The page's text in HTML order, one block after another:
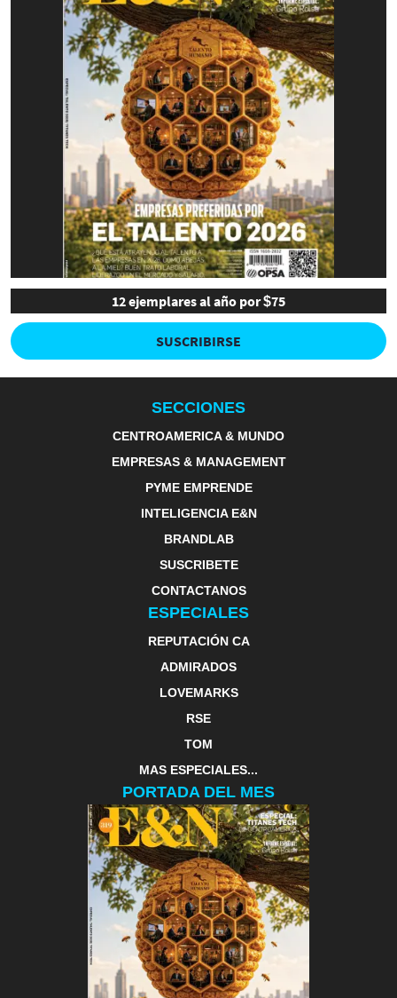
12 ejemplares al año por $75
SUSCRIBIRSE
SECCIONES
CENTROAMERICA & MUNDO
EMPRESAS & MANAGEMENT
PYME EMPRENDE
INTELIGENCIA E&N
BRANDLAB
SUSCRIBETE
CONTACTANOS
ESPECIALES
REPUTACIÓN CA
ADMIRADOS
LOVEMARKS
RSE
TOM
MAS ESPECIALES...
PORTADA DEL MES